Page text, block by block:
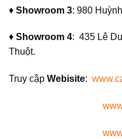
♦ Showroom 3: 980
♦ Showroom 4: 435 Lê
Thuột.
Truy cập Webisite: